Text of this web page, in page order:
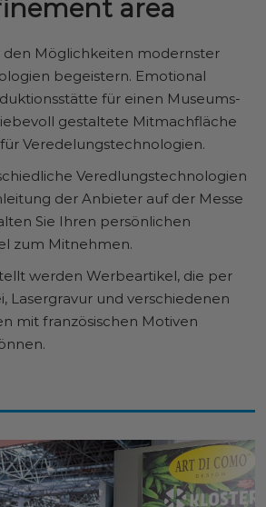
area
den Möglichkeiten modernster
begeistern. Emotional
für einen Museums-
gestaltete Mitmachfläche
Veredelungstechnologien.
Veredlungstechnologien
der Anbieter auf der Messe
Sie Ihren persönlichen
zum Mitnehmen.
werden Werbeartikel, die per
Lasergravur und verschiedenen
mit französischen Motiven